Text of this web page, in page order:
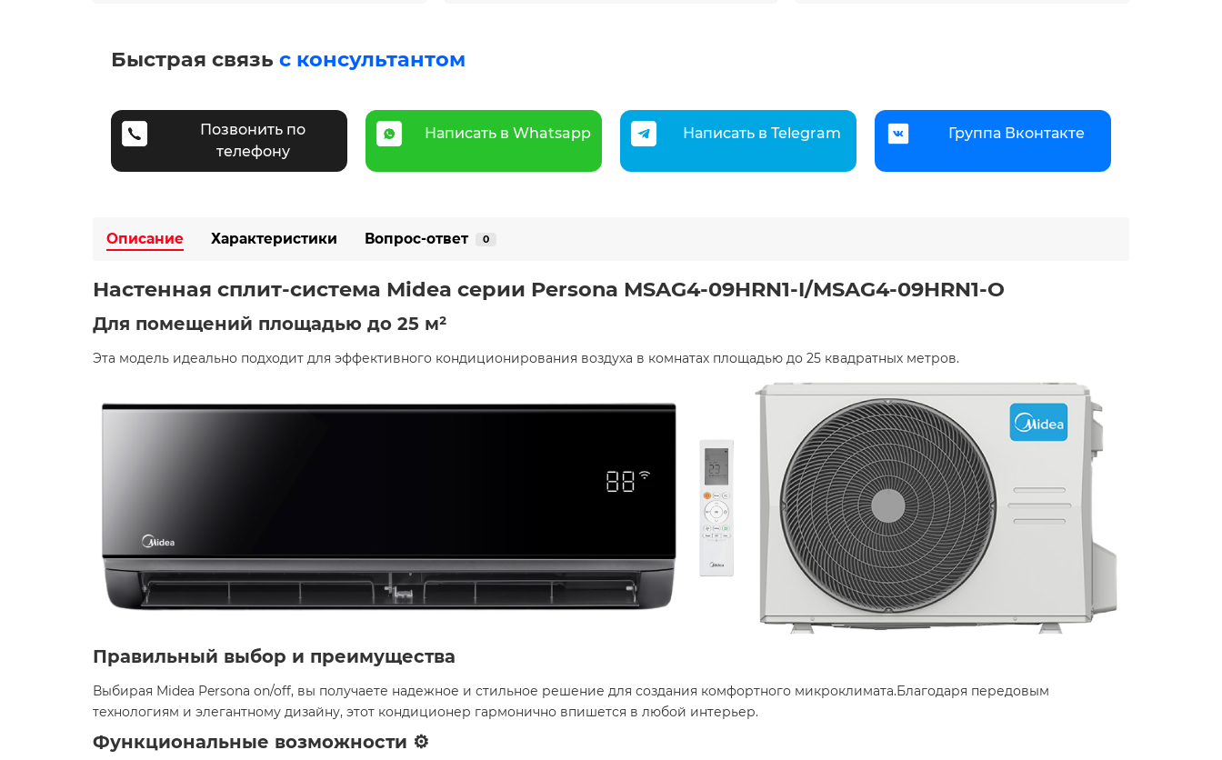
Быстрая связь с консультантом
Позвонить по
телефону
Написать в Whatsapp Написать в Telegram Группа Вконтакте
Описание Характеристики Вопрос-ответ 0
Настенная сплит-система Midea серии Persona MSAG4-09HRN1-I/MSAG4-09HRN1-O
Для помещений площадью до 25 м²
Эта модель идеально подходит для эффективного кондиционирования воздуха в комнатах площадью до 25 квадратных метров. ​
Правильный выбор и преимущества
Выбирая Midea Persona on/off, вы получаете надежное и стильное решение для создания комфортного микроклимата.Благодаря передовым
технологиям и элегантному дизайну, этот кондиционер гармонично впишется в любой интерьер.​
Функциональные возможности ⚙️